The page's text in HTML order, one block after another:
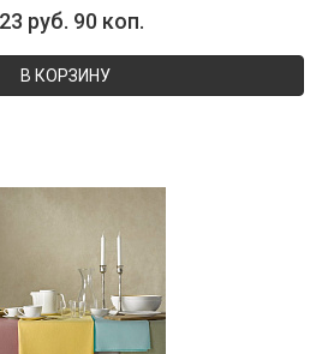
руб. 90 коп.
В КОРЗИНУ